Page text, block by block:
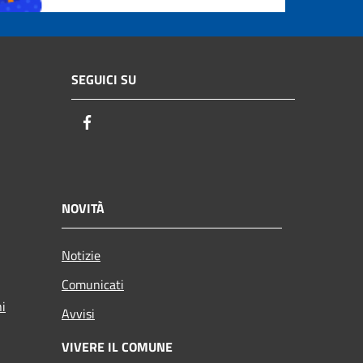
SEGUICI SU
NOVITÀ
Notizie
Comunicati
Avvisi
VIVERE IL COMUNE